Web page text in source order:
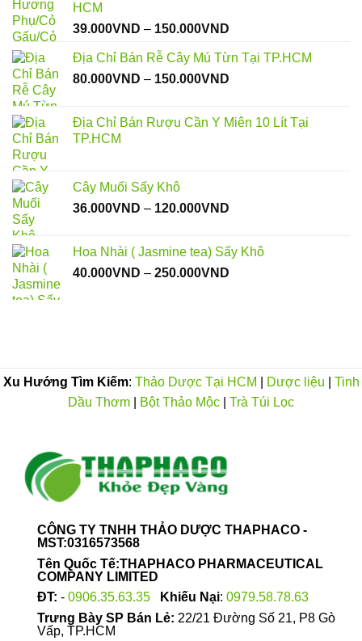
HCM
39.000VND – 150.000VND
từ
Địa Chỉ Bán Rễ Cây Mú Từn Tại TP.HCM
80.000VND – 150.000VND
80.000VND
Địa Chỉ Bán Rượu Cần Y Miên 10 Lít Tại
TP.HCM
Cây Muối Sấy Khô
36.000VND – 120.000VND
36.000VND
Hoa Nhài ( Jasmine tea) Sấy Khô
40.000VND – 250.000VND
Xu Hướng Tìm Kiếm: Thảo Dược Tại HCM Dược liệu
Tinh
Dầu Thơm
Bột Thảo Mộc Trà Túi Lọc
CÔNG TY TNHH THẢO DƯỢC THAPHACO -
MST:0316573568
Tên Quốc Tế:THAPHACO PHARMACEUTICAL
COMPANY LIMITED
ĐT: - 0906.35.63.35 Khiếu Nại: 0979.58.78.63
Trưng Bày SP Bán Lẻ: 22/21 Đường Số 21, P8 Gò
Vấp, TP.HCM